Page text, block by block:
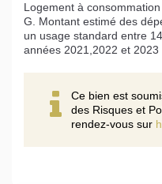
Logement à
G. Montant estimé des
un usage standard entre
années 2021,2022 et
Ce bien est
des Risques et
rendez-vous sur